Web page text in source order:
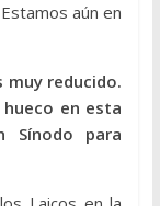
aún en
muy reducido.
en esta
Sínodo para